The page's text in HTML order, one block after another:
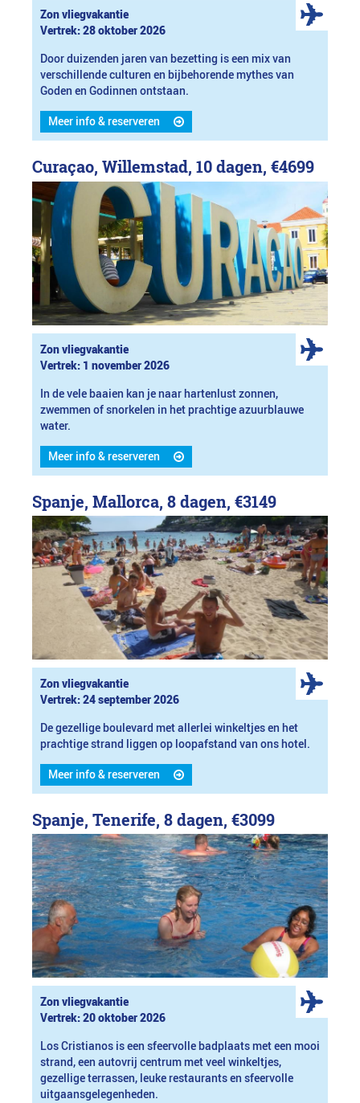
Zon vliegvakantie
Vertrek: 28 oktober 2026
Door duizenden jaren van bezetting is een mix van
verschillende culturen en bijbehorende mythes van
Goden en Godinnen ontstaan.
Meer info & reserveren
Curaçao, Willemstad, 10 dagen, €4699
Zon vliegvakantie
Vertrek: 1 november 2026
In de vele baaien kan je naar hartenlust zonnen,
zwemmen of snorkelen in het prachtige azuurblauwe
water.
Meer info & reserveren
Spanje, Mallorca, 8 dagen, €3149
Zon vliegvakantie
Vertrek: 24 september 2026
De gezellige boulevard met allerlei winkeltjes en het
prachtige strand liggen op loopafstand van ons hotel.
Meer info & reserveren
Spanje, Tenerife, 8 dagen, €3099
Zon vliegvakantie
Vertrek: 20 oktober 2026
Los Cristianos is een sfeervolle badplaats met een mooi
strand, een autovrij centrum met veel winkeltjes,
gezellige terrassen, leuke restaurants en sfeervolle
uitgaansgelegenheden.